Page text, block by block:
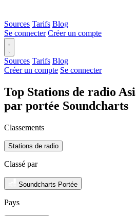
Sources Tarifs Blog
Se connecter Créer un compte
Sources Tarifs Blog
Créer un compte Se connecter
Top Stations de radio
par portée Soundcharts
Classements
Stations de radio
Classé par
Soundcharts Portée
Pays